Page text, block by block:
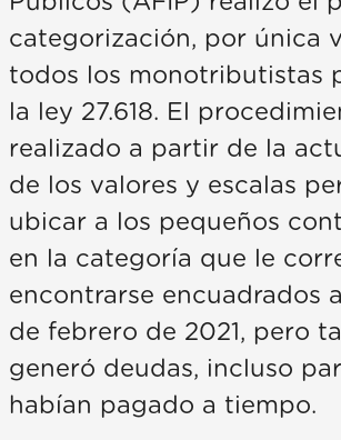
categorización, por única
todos los monotributistas
la ley 27.618. El
realizado a partir de la
de los valores y escalas
ubicar a los pequeños
en la categoría que le
encontrarse encuadrados
de febrero de 2021, pero
generó deudas, incluso
habían pagado a tiempo.